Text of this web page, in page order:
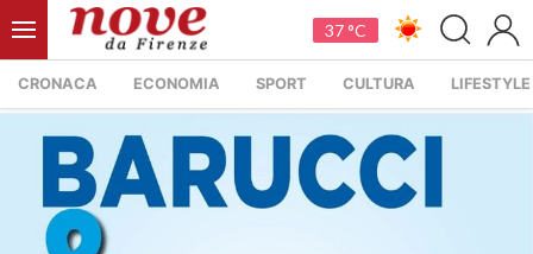
37 °C
CRONACA ECONOMIA SPORT CULTURA LIFESTYLE